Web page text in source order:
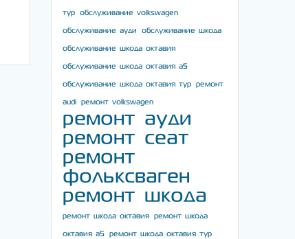
тур обслуживание volkswagen
обслуживание ауди обслуживание шкода
обслуживание шкода октавия
обслуживание шкода октавия а5
обслуживание шкода октавия тур ремонт
audi ремонт volkswagen
ремонт ауди
ремонт сеат
ремонт
фольксваген
ремонт шкода
ремонт шкода октавия ремонт шкода
октавия а5 ремонт шкода октавия тур